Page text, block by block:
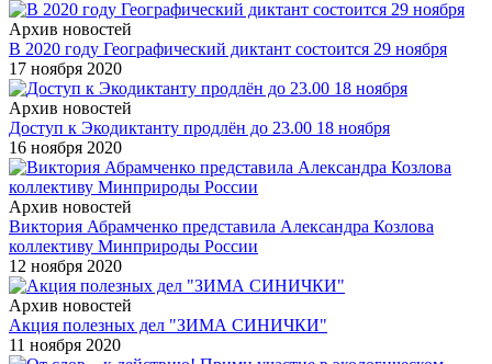
Архив новостей
В 2020 году Географический диктант состоится 29 ноября
17 ноября 2020
Архив новостей
Доступ к Экодиктанту продлён до 23.00 18 ноября
16 ноября 2020
Архив новостей
Виктория Абрамченко представила Александра Козлова
коллективу Минприроды России
12 ноября 2020
Архив новостей
Акция полезных дел "ЗИМА СИНИЧКИ"
11 ноября 2020